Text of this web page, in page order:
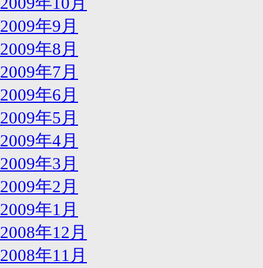
2009年9月
2009年8月
2009年7月
2009年6月
2009年5月
2009年4月
2009年3月
2009年2月
2009年1月
2008年12月
2008年11月